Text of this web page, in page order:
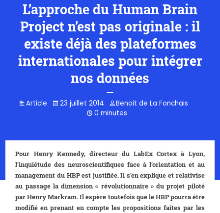
L’approche du Human Brain
Project n’est pas originale : il
existe déjà des plateformes
internationales pour intégrer
nos données
Article 23 juillet 2014
Benoit de La Fonchais
0 minutes
Pour Henry Kennedy, directeur du LabEx Cortex à Lyon,
l’inquiétude des neuroscientifiques face à l’orientation et au
management du HBP est justifiée. Il s’en explique et relativise
au passage la dimension « révolutionnaire » du projet piloté
par Henry Markram. Il espère toutefois que le HBP pourra être
modifié en prenant en compte les propositions faites par les